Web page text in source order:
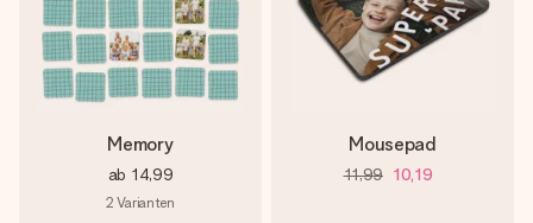
Memory
ab 14,99
2 Varianten
Mousepad
11,99 10,19